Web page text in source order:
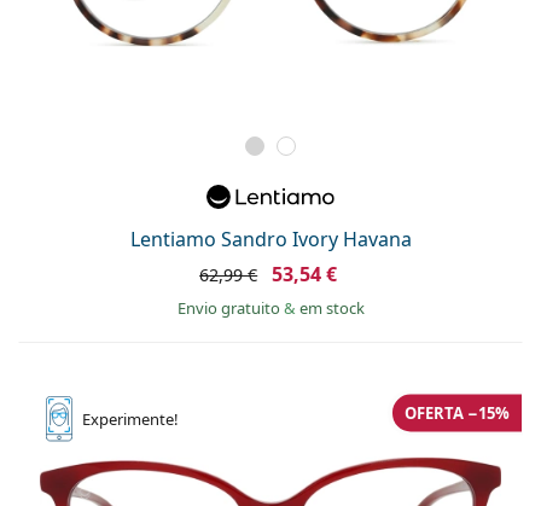
Lentiamo Sandro Ivory Havana
62,99 € 53,54 €
Envio gratuito& em stock
Experimente! OFERTA −15%